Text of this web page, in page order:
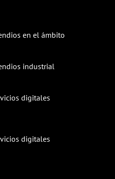
en el ámbito
industrial
digitales
digitales